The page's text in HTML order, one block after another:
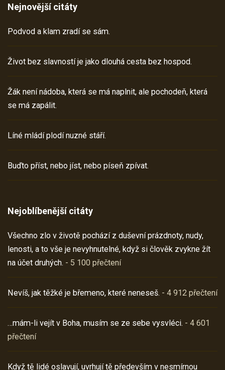
Nejnovější citáty
Podvod a klam zradí se sám.
Život bez slavností je jako dlouhá cesta bez hospod.
Žák není nádoba, která se má naplnit, ale pochodeň, která
se má zapálit.
Líné mládí plodí nuzné stáří.
Buďto příst, nebo jíst, nebo píseň zpívat.
Nejoblíbenější citáty
Všechno zlo v životě pochází z duševní prázdnoty, nudy,
lenosti, a to vše je nevyhnutelné, když si člověk zvykne žít
na účet druhých. - 5 100 přečtení
Nevíš, jak těžké je břemeno, které neneseš. - 4 912 přečtení
…mám-li vejít v Boha, musím se ze sebe vysvléci. - 4 601
přečtení
Když tě lidé oslavují, uvrhují tě především v nesmírnou